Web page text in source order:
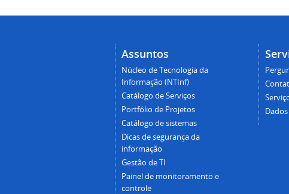
Assuntos
Núcleo de Tecnologia da
Informação (NTInf)
Catálogo de Serviços
Portfólio de Projetos
Catálogo de sistemas
Dicas de segurança da
informação
Gestão de TI
Painel de monitoramento e
controle